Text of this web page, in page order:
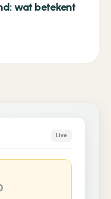
wat betekent
Live